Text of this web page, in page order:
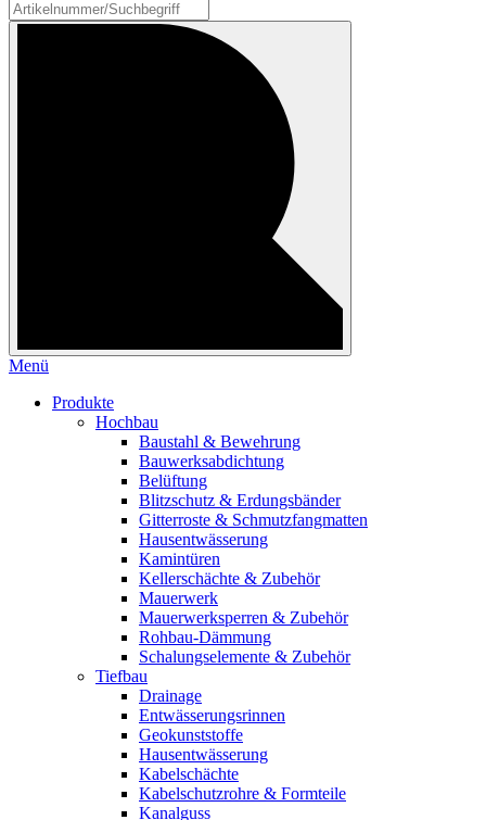
Menü
Produkte
Hochbau
Baustahl & Bewehrung
Bauwerksabdichtung
Belüftung
Blitzschutz & Erdungsbänder
Gitterroste & Schmutzfangmatten
Hausentwässerung
Kamintüren
Kellerschächte & Zubehör
Mauerwerk
Mauerwerksperren & Zubehör
Rohbau-Dämmung
Schalungselemente & Zubehör
Tiefbau
Drainage
Entwässerungsrinnen
Geokunststoffe
Hausentwässerung
Kabelschächte
Kabelschutzrohre & Formteile
Kanalguss